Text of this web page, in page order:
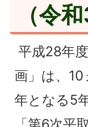
（令
平成28年
画」は、
年となる5